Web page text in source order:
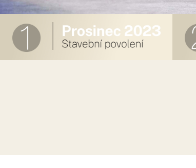
Objevte v